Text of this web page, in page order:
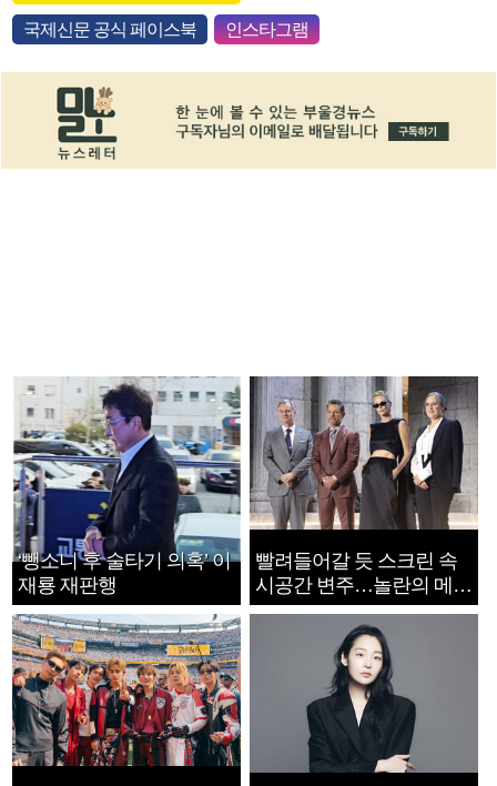
국제신문 공식 페이스북 인스타그램
‘뺑소니 후 술타기 의혹’ 이
재룡 재판행
빨려들어갈 듯 스크린 속
시공간 변주…놀란의 메시
지는 ‘전쟁 속죄’